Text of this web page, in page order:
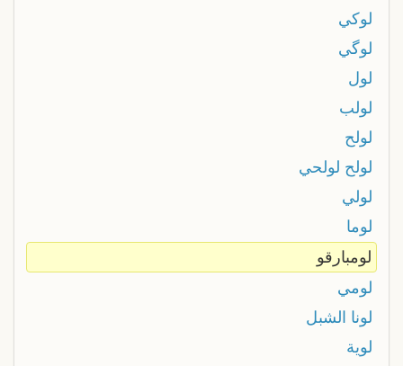
لوكي
لوگي
لول
لولب
لولح
لولح لولحي
لولي
لوما
لومبارقو
لومي
لونا الشبل
لوية